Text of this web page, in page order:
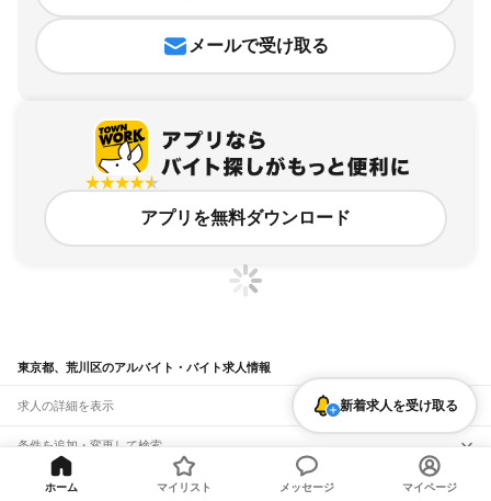
メールで受け取る
アプリを無料ダウンロード
東京都、荒川区のアルバイト・バイト求人情報
求人の詳細を表示
条件を追加・変更して検索
市区町村を追加・変更
関連キーワード
新着求人を受け取る
ホーム マイリスト メッセージ マイページ